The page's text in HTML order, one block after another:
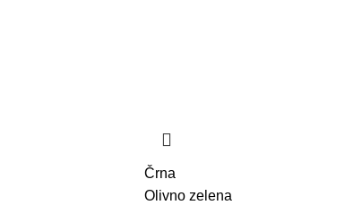
Črna
Olivno zelena